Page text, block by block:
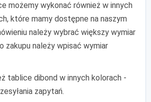
możemy wykonać również w innych
które mamy dostępne na naszym
należy wybrać większy wymiar
zakupu należy wpisać wymiar
tablice dibond w innych kolorach -
zapytań.